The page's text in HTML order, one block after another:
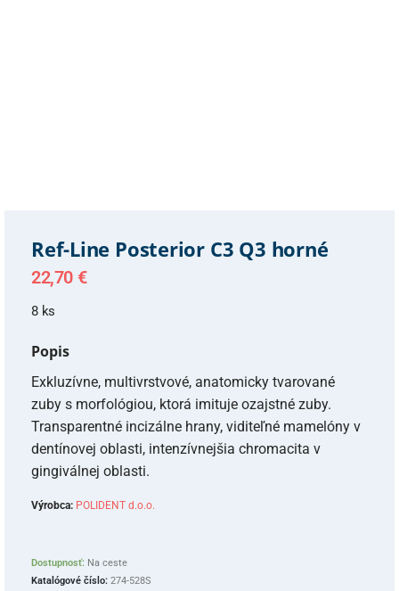
Ref-Line Posterior C3 Q3 horné
22,70 €
8 ks
Popis
Exkluzívne, multivrstvové, anatomicky tvarované
zuby s morfológiou, ktorá imituje ozajstné zuby.
Transparentné incizálne hrany, viditeľné mamelóny v
dentínovej oblasti, intenzívnejšia chromacita v
gingiválnej oblasti.
Výrobca: POLIDENT d.o.o.
Dostupnosť: Na ceste
Katalógové číslo: 274-528S